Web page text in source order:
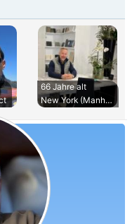
66 Jahre alt
New York (Manhatta